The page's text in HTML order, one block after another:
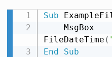
Sub
FileDateTime (
End
Sub